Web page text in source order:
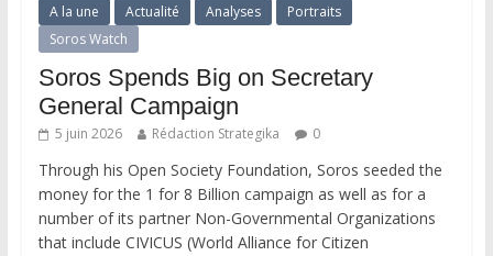
A la une Actualité Analyses
Portraits
Soros Watch
Soros Spends Big on Secretary
General Campaign
5 juin 2026 Rédaction Strategika 0
Through his Open Society Foundation, Soros seeded the
money for the 1 for 8 Billion campaign as well as for a
number of its partner Non-Governmental Organizations
that include CIVICUS (World Alliance for Citizen